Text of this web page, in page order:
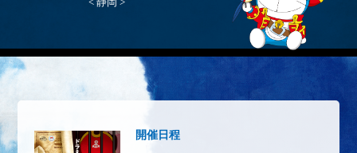
開催日程